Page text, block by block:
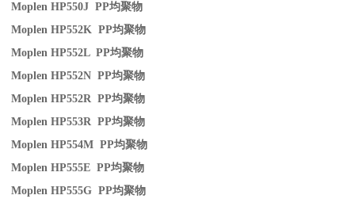
Moplen HP550J PP均聚物
Moplen HP552K PP均聚物
Moplen HP552L PP均聚物
Moplen HP552N PP均聚物
Moplen HP552R PP均聚物
Moplen HP553R PP均聚物
Moplen HP554M PP均聚物
Moplen HP555E PP均聚物
Moplen HP555G PP均聚物